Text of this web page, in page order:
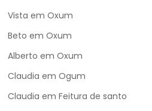
Vista emOxum
Beto emOxum
Alberto emOxum
Claudia emOgum
Claudia emFeitura de santo